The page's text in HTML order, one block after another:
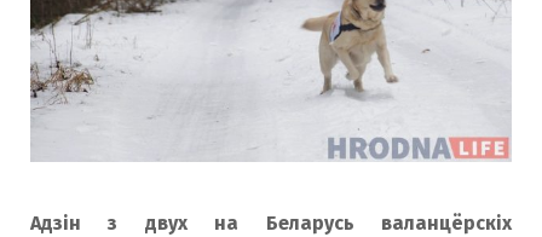
o
k a
Адзін з двух на Беларусь валанцёрскіх